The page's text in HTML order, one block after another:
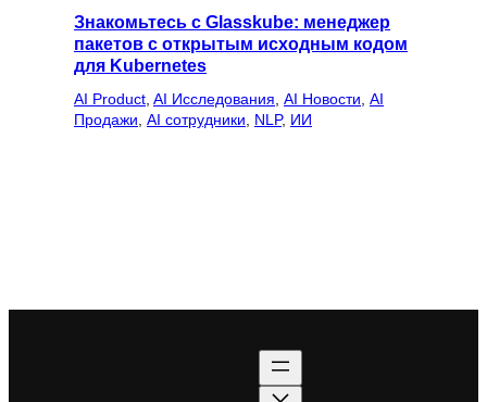
Знакомьтесь с Glasskube: менеджер
пакетов с открытым исходным кодом
для Kubernetes
AI Product, AI Исследования, AI Новости, AI
Продажи, AI сотрудники, NLP, ИИ